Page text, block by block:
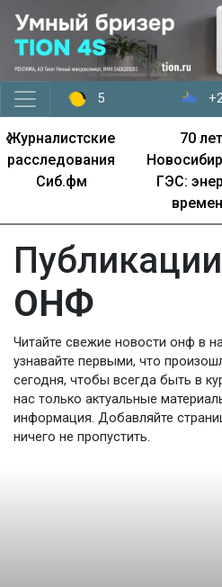
5
Журналистские
расследования
Сиб.фм
70 лет
ГЭС:
‹
ОНФ
Читайте свежие новости онф в
узнавайте первыми, что
сегодня, чтобы всегда быть в
нас только актуальные
информация. Добавляйте
ничего не пропустить.